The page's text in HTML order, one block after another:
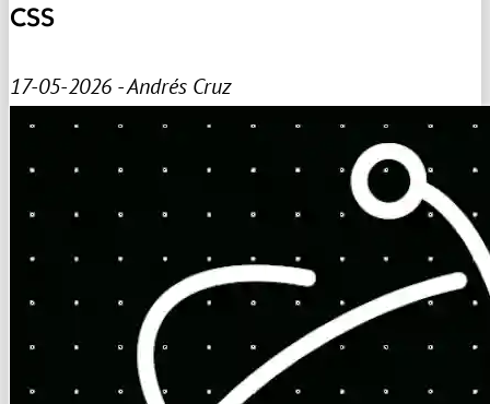
CSS
17-05-2026 - Andrés Cruz